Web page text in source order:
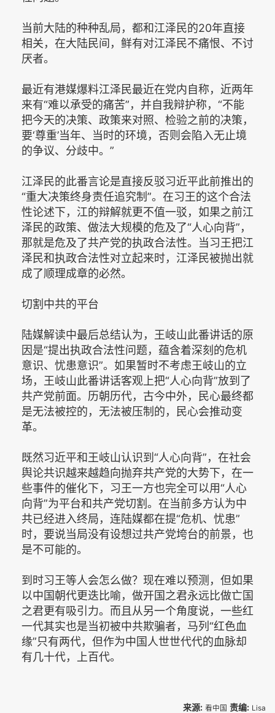
当前大陆的种种乱局，都和江泽民的20年直接
相关，在大陆民间，鲜有对江泽民不痛恨、不讨
厌者。
最近有港媒爆料江泽民最近在党内自称，近两年
来有“难以承受的痛苦”，并自我辩护称，“不能
把今天的决策、政策来对照、检验之前的决策，
要‘尊重’当年、当时的环境，否则会陷入无止境
的争议、分歧中。”
江泽民的此番言论是直接反驳习近平此前推出的
“重大决策终身责任追究制”。在习王的这个合法
性论述下，江的辩解就更不值一驳，如果之前江
泽民的政策、做法大规模的危及了“人心向背”，
那就是危及了共产党的执政合法性。当习王把江
泽民和执政合法性对立起来时，江泽民被抛出就
成了顺理成章的必然。
切割中共的平台
陆媒解读中最后总结认为，王岐山此番讲话的原
因是“提出执政合法性问题，蕴含着深刻的危机
意识、忧患意识”。如果暂时不考虑王岐山的立
场，王岐山此番讲话客观上把“人心向背”放到了
共产党前面。历朝历代，古今中外，民心最终都
是无法被控的，无法被压制的，民心会推动变
革。
既然习近平和王岐山认识到“人心向背”，在社会
舆论共识越来越趋向抛弃共产党的大势下，在一
些事件的催化下，习王一方也完全可以用“人心
向背”为平台和共产党切割。在当前多方认为中
共已经进入终局，连陆媒都在提“危机、忧患”
时，要说当局没有设想过共产党垮台的前景，也
是不可能的。
到时习王等人会怎么做？现在难以预测，但如果
以中国朝代更迭比喻，做开国之君永远比做亡国
之君更有吸引力。而且从另一个角度说，一些红
一代其实也是当初被中共欺骗者，马列“红色血
缘”只有两代，但作为中国人世世代代的血脉却
有几十代，上百代。
来源: 看中国 责编: Lisa